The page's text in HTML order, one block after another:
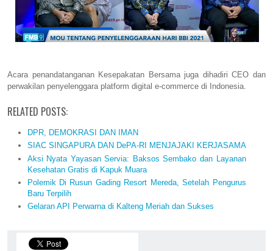
Acara penandatanganan Kesepakatan Bersama juga dihadiri CEO dan
perwakilan penyelenggara platform digital e-commerce di Indonesia.
RELATED POSTS:
DPR, DEMOKRASI DAN IMAN
SIAC SINGAPURA DAN DePA-RI MENJAJAKI KERJASAMA
Aksi Nyata Yayasan Servia: Baksos Sembako dan Layanan
Kesehatan Gratis di Kapuk Muara
Polemik Di Rusun Gading Resort Mereda, Setelah Pengurus
Baru Terpilih
Gelaran API Perwarna di Kalteng Meriah dan Sukses